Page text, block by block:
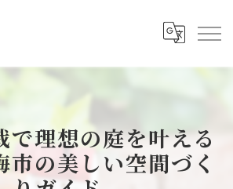
で理想の庭を叶える
市の美しい空間づく